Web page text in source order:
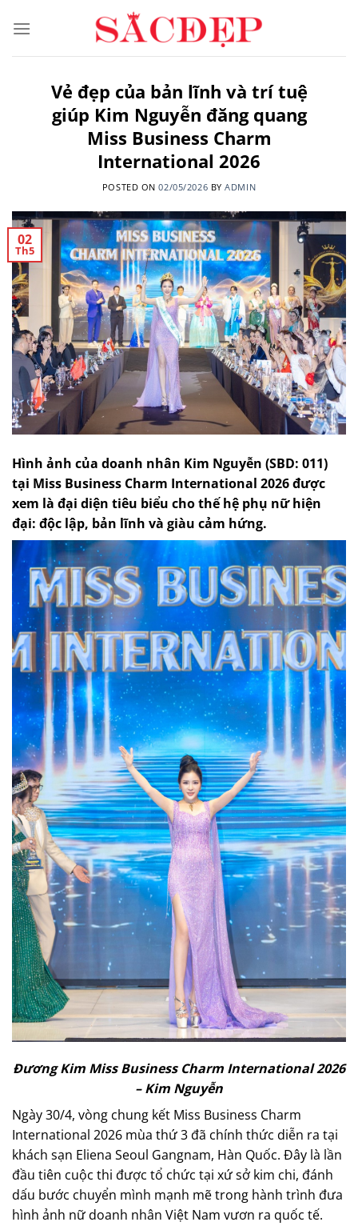
Vẻ đẹp của bản lĩnh và trí tuệ
giúp Kim Nguyễn đăng quang
Miss Business Charm
International 2026
POSTED ON02/05/2026 BYADMIN
02
Th5
Hình ảnh của doanh nhân Kim Nguyễn (SBD: 011)
tại Miss Business Charm International 2026 được
xem là đại diện tiêu biểu cho thế hệ phụ nữ hiện
đại: độc lập, bản lĩnh và giàu cảm hứng.
Đương Kim Miss Business Charm International 2026
– Kim Nguyễn
Ngày 30/4, vòng chung kết Miss Business Charm
International 2026 mùa thứ 3 đã chính thức diễn ra tại
khách sạn Eliena Seoul Gangnam, Hàn Quốc. Đây là lần
đầu tiên cuộc thi được tổ chức tại xứ sở kim chi, đánh
dấu bước chuyển mình mạnh mẽ trong hành trình đưa
hình ảnh nữ doanh nhân Việt Nam vươn ra quốc tế.